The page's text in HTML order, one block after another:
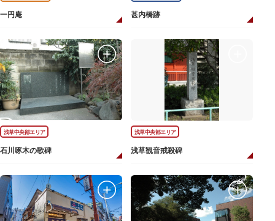
一円庵 甚内橋跡
浅草中央部エリア
石川啄木の歌碑
浅草中央部エリア
浅草観音戒殺碑